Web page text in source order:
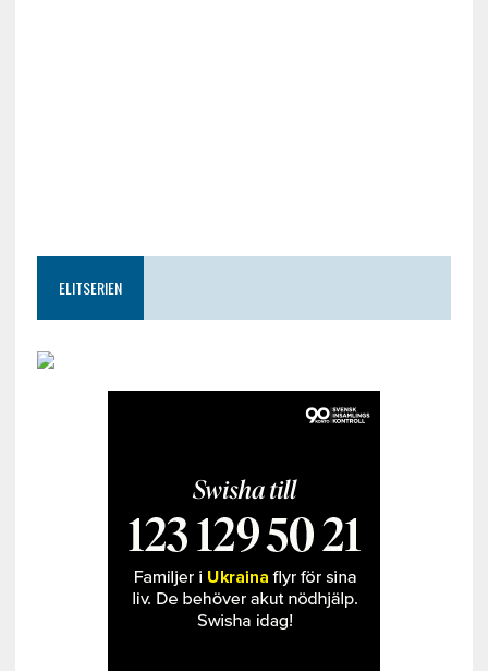
ELITSERIEN